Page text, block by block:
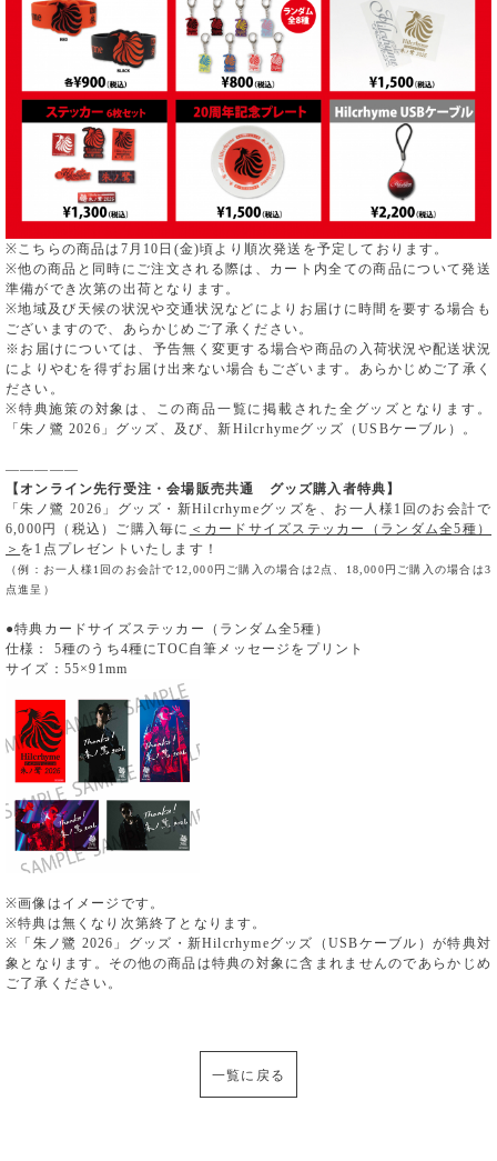
※こちらの商品は7月10日(金)頃より順次発送を予定しております。
※他の商品と同時にご注文される際は、カート内全ての商品について発送
準備ができ次第の出荷となります。
※地域及び天候の状況や交通状況などによりお届けに時間を要する場合も
ございますので、あらかじめご了承ください。
※お届けについては、予告無く変更する場合や商品の入荷状況や配送状況
によりやむを得ずお届け出来ない場合もございます。あらかじめご了承く
ださい。
※特典施策の対象は、この商品一覧に掲載された全グッズとなります。
「朱ノ鷺 2026」グッズ、及び、新Hilcrhymeグッズ（USBケーブル）。
―――――
【オンライン先行受注・会場販売共通 グッズ購入者特典】
「朱ノ鷺 2026」グッズ・新Hilcrhymeグッズを、お一人様1回のお会計で
6,000円（税込）ご購入毎に ＜カードサイズステッカー（ランダム全5種）
＞ を1点プレゼントいたします！
（例：お一人様1回のお会計で12,000円ご購入の場合は2点、18,000円ご購入の場合は3
点進呈）
●特典カードサイズステッカー（ランダム全5種）
仕様： 5種のうち4種にTOC自筆メッセージをプリント
サイズ：55×91mm
※画像はイメージです。
※特典は無くなり次第終了となります。
※「朱ノ鷺 2026」グッズ・新Hilcrhymeグッズ（USBケーブル）が特典対
象となります。その他の商品は特典の対象に含まれませんのであらかじめ
ご了承ください。
一覧に戻る